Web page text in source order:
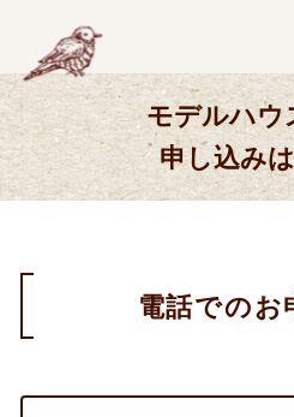
モデルハウ
申し込み
電話でのお